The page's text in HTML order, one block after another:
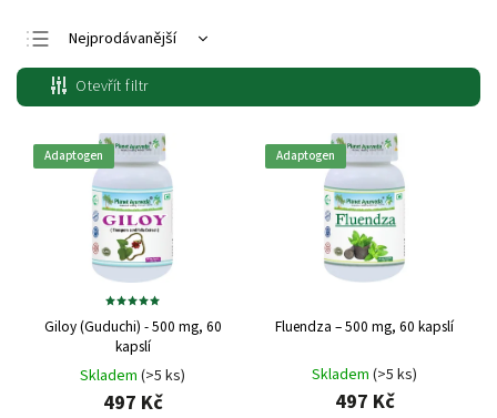
Nejprodávanější
Nejlevnější
Nejdražší
Abecedně
Otevřít filtr
Adaptogen
Giloy (Guduchi) - 500 mg, 60
kapslí
Skladem (>5 ks)
497 Kč
Adaptogen
Fluendza – 500 mg, 60 kapslí
Skladem (>5 ks)
497 Kč